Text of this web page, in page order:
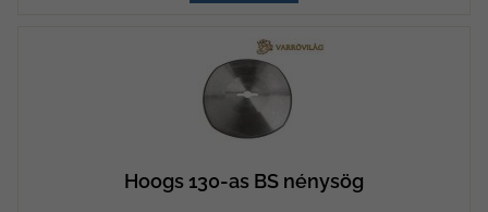
Hoogs 130-as BS nénysög